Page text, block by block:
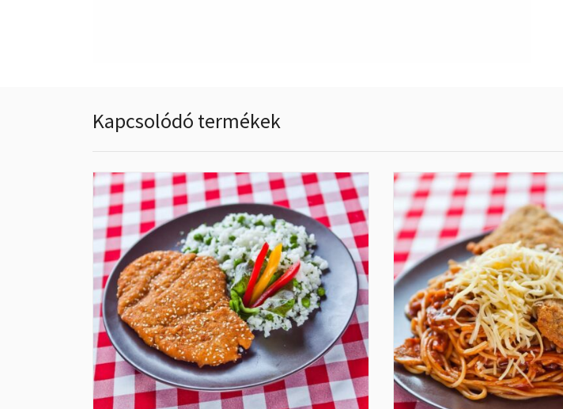
Kapcsolódó termékek